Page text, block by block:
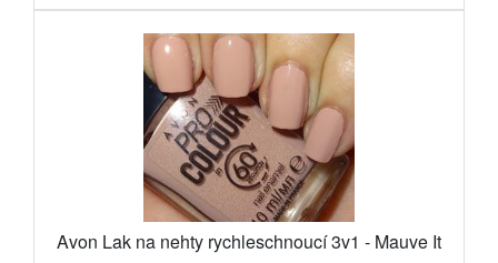
Avon Lak na nehty rychleschnoucí 3v1 - Mauve It